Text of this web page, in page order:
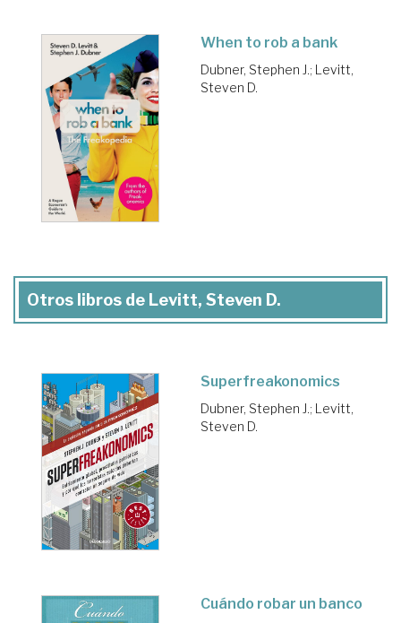
When to rob a bank
Dubner, Stephen J.; Levitt,
Steven D.
Otros libros de Levitt, Steven D.
Superfreakonomics
Dubner, Stephen J.; Levitt,
Steven D.
Cuándo robar un banco